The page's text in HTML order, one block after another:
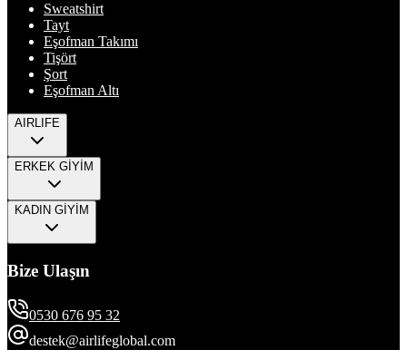
Sweatshirt
Tayt
Eşofman Takımı
Tişört
Şort
Eşofman Altı
AIRLIFE
ERKEK GİYİM
KADIN GİYİM
Bize Ulaşın
0530 676 95 32
destek@airlifeglobal.com